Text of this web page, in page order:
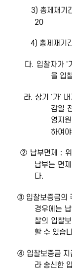
3) 총제재기간이
20
4) 총제재기간이
다. 입찰자가 '가'
을 입
라. 상기 '가' 내지
감일
영지
하여
② 납부면제 : 위
납부는 면
다.
③ 입찰보증금의 국
경우에는
찰의 입찰
할 수 있습
④ 입찰보증금 지급
라 송신한